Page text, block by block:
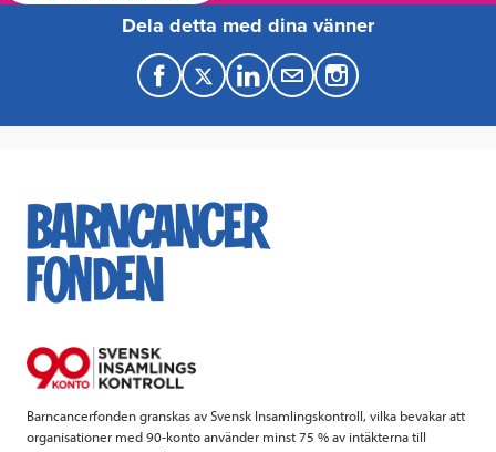
Dela detta med dina vänner
F
a
e
b
k
T
w
t
t
L
i
k
e
M
a
Barncancerfonden granskas av Svensk Insamlingskontroll, vilka bevakar att
organisationer med 90-konto använder minst 75 % av intäkterna till